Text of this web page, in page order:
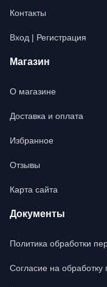
Контакты
Вход | Регистрация
Магазин
О магазине
Доставка и оплата
Избранное
Отзывы
Карта сайта
Документы
Политика обработки
Согласие на